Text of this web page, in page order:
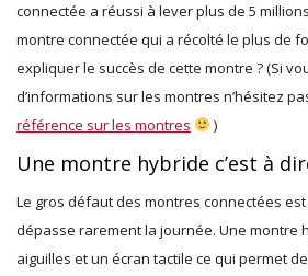
connectée a réussi à lever plus de 5
montre connectée qui a récolté le plus de
expliquer le succès de cette montre ? (Si
d’informations sur les montres n’hésitez
référence sur les montres
)
Une montre hybride c’est à
Le gros défaut des montres connectées
dépasse rarement la journée. Une montre
aiguilles et un écran tactile ce qui permet